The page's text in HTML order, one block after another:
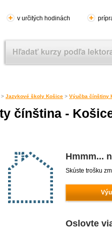
v určitých hodinách
> Jazykové školy Košice > Výučba čínštiny
čínština -
Hmmm...
Skúste trošku
Oslovte